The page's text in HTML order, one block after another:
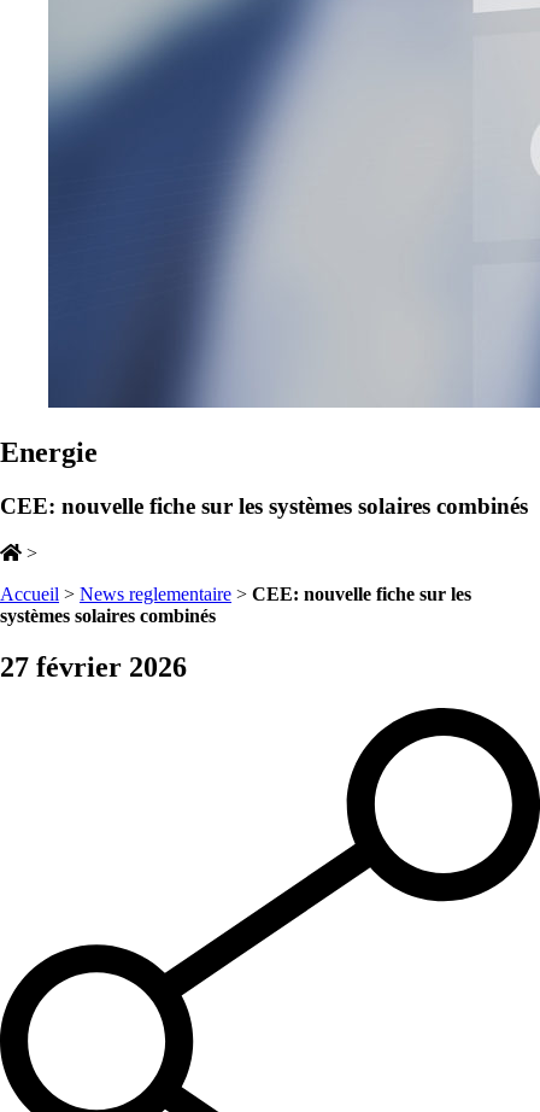
Energie
CEE: nouvelle fiche sur les systèmes solaires combinés
>
Accueil > News reglementaire > CEE: nouvelle fiche sur les
systèmes solaires combinés
27 février 2026